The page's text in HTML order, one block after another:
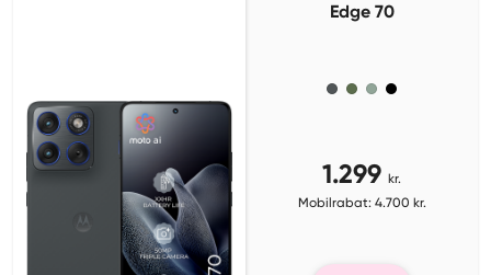
Edge 70
1.299 kr.
Mobilrabat: 4.700 kr.